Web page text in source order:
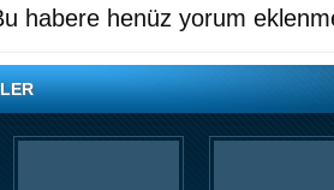
habere henüz yorum